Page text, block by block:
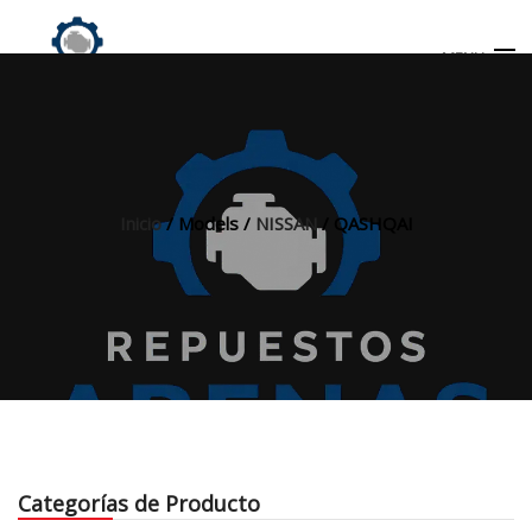
MENU
Inicio/ Models / NISSAN / QASHQAI
Categorías de Producto